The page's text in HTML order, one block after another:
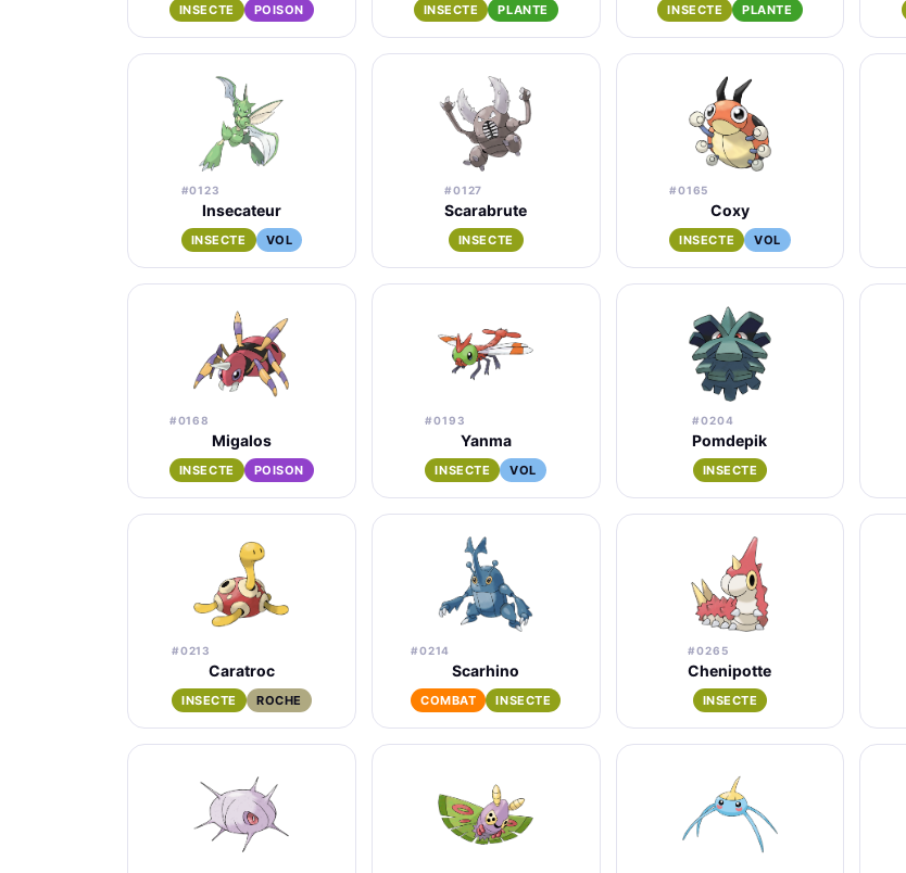
INSECTE POISON INSECTE PLANTE INSECTE PLANTE
#0123
Insecateur
INSECTE VOL
#0127
Scarabrute
INSECTE
#0165
Coxy
INSECTE VOL
#0168
Migalos
INSECTE POISON
#0193
Yanma
INSECTE VOL
#0204
Pomdepik
INSECTE
#0213
Caratroc
INSECTE ROCHE
#0214
Scarhino
COMBAT INSECTE
#0265
Chenipotte
INSECTE